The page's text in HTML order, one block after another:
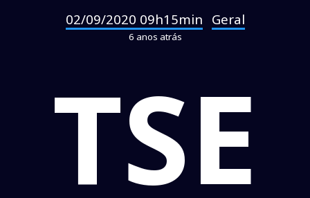
02/09/2020 09h15min Geral
6 anos atrás
TSE